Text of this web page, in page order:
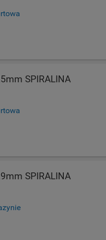
SPIRALINA
SPIRALINA